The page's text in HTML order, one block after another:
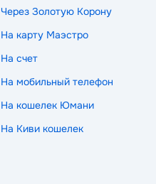
Через Золотую Корону
На карту Маэстро
На счет
На мобильный телефон
На кошелек Юмани
На Киви кошелек